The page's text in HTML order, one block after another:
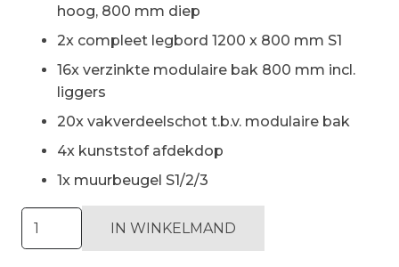
hoog, 800 mm diep
2x compleet legbord 1200 x 800 mm S1
16x verzinkte modulaire bak 800 mm incl.
liggers
20x vakverdeelschot t.b.v. modulaire bak
4x kunststof afdekdop
1x muurbeugel S1/2/3
IN WINKELMAND